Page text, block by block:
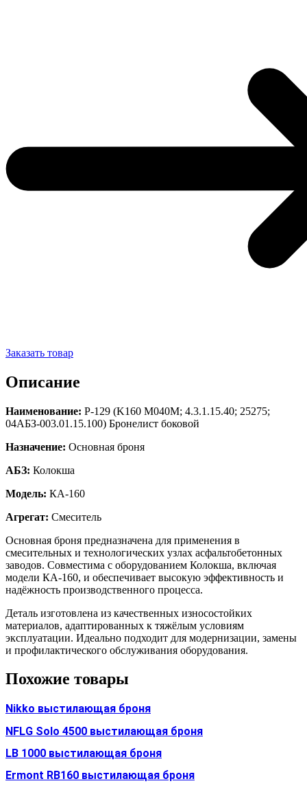
Заказать товар
Описание
Наименование: Р-129 (K160 M040M; 4.3.1.15.40; 25275;
04АБЗ-003.01.15.100) Бронелист боковой
Назначение: Основная броня
АБЗ: Колокша
Модель: КА-160
Агрегат: Смеситель
Основная броня предназначена для применения в
смесительных и технологических узлах асфальтобетонных
заводов. Совместима с оборудованием Колокша, включая
модели КА-160, и обеспечивает высокую эффективность и
надёжность производственного процесса.
Деталь изготовлена из качественных износостойких
материалов, адаптированных к тяжёлым условиям
эксплуатации. Идеально подходит для модернизации, замены
и профилактического обслуживания оборудования.
Похожие товары
Nikko выстилающая броня
NFLG Solo 4500 выстилающая броня
LB 1000 выстилающая броня
Ermont RB160 выстилающая броня